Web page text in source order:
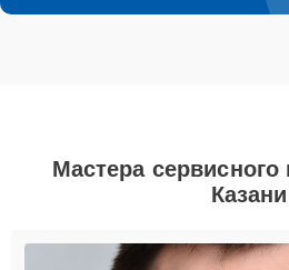
Мастера сервисного
Казани